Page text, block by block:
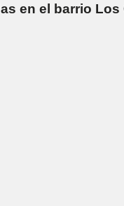
en el barrio Los